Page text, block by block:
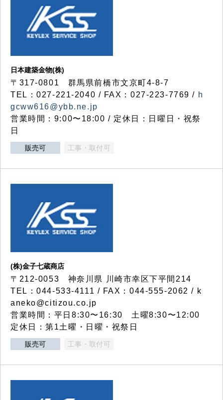
日本建築金物(株)
〒317‐0801 群馬県前橋市文京町4-8-7
TEL：027-221-2040 / FAX：027-223-7769 / h
gcww616@ybb.ne.jp
営業時間：9:00〜18:00 / 定休日：日曜日・祝祭
日
販売可 工事・取付可
(株)金子七蔵商店
〒212-0053 神奈川県 川崎市幸区下平間214
TEL：044-533-4111 / FAX：044-555-2062 / k
aneko@citizou.co.jp
営業時間：平日8:30〜16:30 土曜8:30〜12:00
定休日：第1土曜・日曜・祝祭日
販売可 工事・取付可